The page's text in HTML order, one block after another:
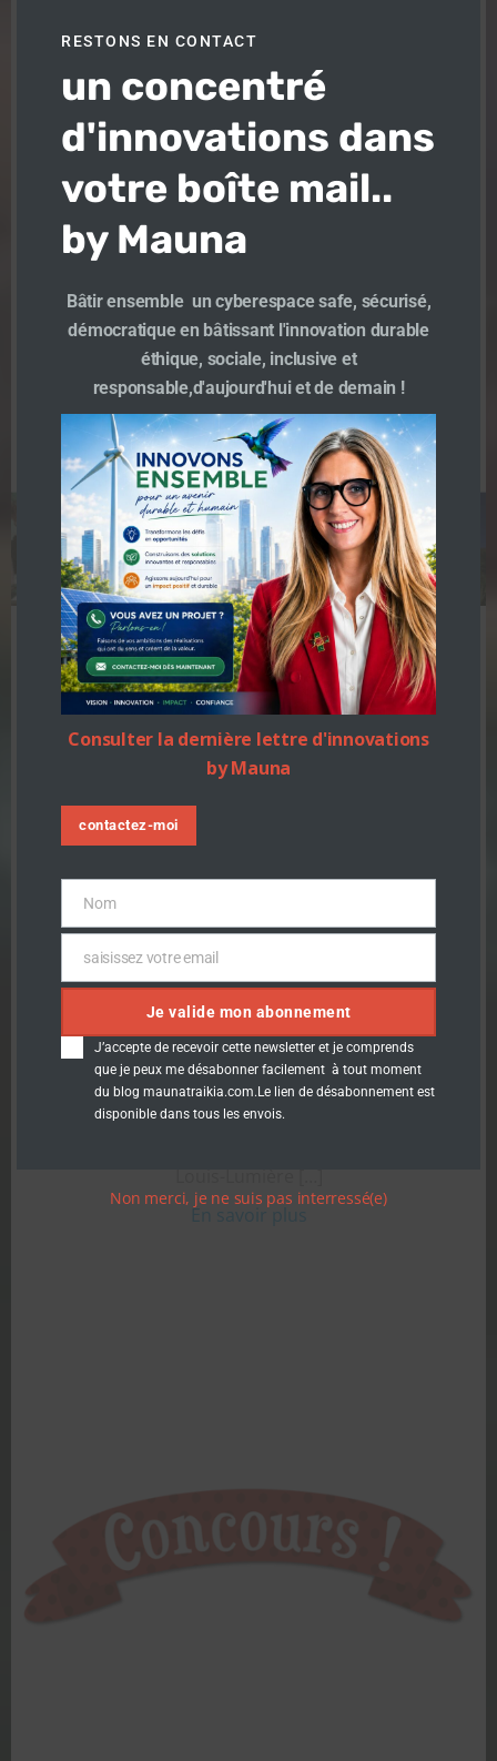
Plaine commune Appel
à Projets le GRAND
PARIS des projets à
impacts
TeamMauna -
19 h 10 min
#plainecommune L’appel à projet est de retour ! et
c’est le 10 ème et nous en sommes […]
En savoir plus
Appel à candidature :
intégrer la TikTok
Académie des
créateurs Ecole
L.Lumière
TeamMauna -
20 h 07 min
Lancement de la TikTok Académie des créateurs
En savoir plus
RESTONS EN CONTACT
un concentré
d'innovations dans
votre boîte mail..
by Mauna
Bâtir ensemble un cyberespace safe, sécurisé,
démocratique en bâtissant l'innovation durable
éthique, sociale, inclusive et
responsable,d'aujourd'hui et de demain !
Consulter la dernière lettre d'innovations
by Mauna
contactez-moi
NomNom
Email
saisissez votre email
Je valide mon abonnement
J’accepte de recevoir cette newsletter et je comprends
que je peux me désabonner facilement à tout moment
du blog maunatraikia.com.Le lien de désabonnement est
disponible dans tous les envois.
Non merci, je ne suis pas interressé(e)